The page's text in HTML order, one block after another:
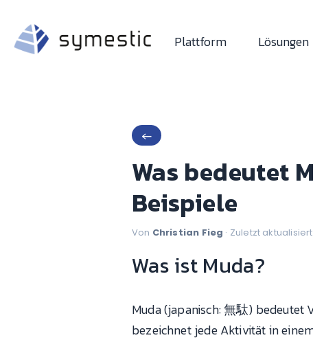
Plattform Lösungen
←
Was bedeutet
Beispiele
Von Christian Fieg · Zuletzt
Was ist Muda?
Muda (japanisch: 無駄)
bezeichnet jede Aktivität in